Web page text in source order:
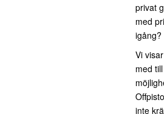
privat
med
igång?
Vi
med
inte